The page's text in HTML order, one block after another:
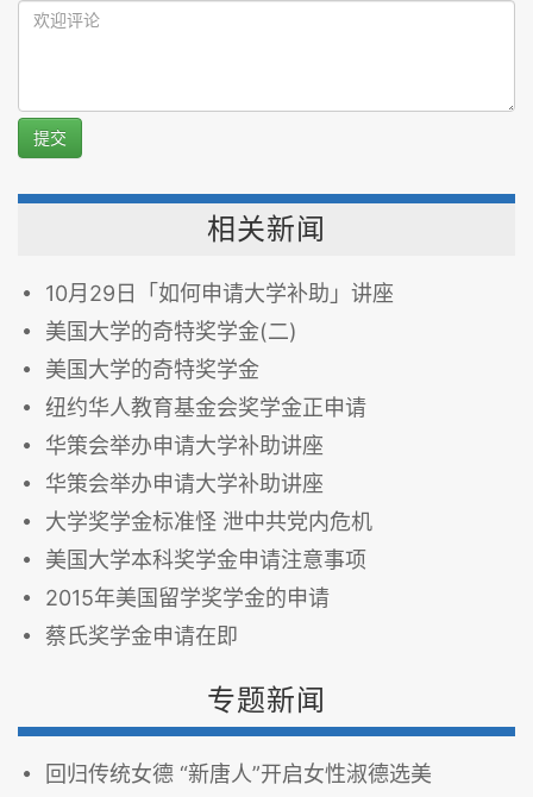
提交
相关新闻
10月29日「如何申请大学补助」讲座
美国大学的奇特奖学金(二)
美国大学的奇特奖学金
纽约华人教育基金会奖学金正申请
华策会举办申请大学补助讲座
华策会举办申请大学补助讲座
大学奖学金标准怪 泄中共党内危机
美国大学本科奖学金申请注意事项
2015年美国留学奖学金的申请
蔡氏奖学金申请在即
专题新闻
回归传统女德 “新唐人”开启女性淑德选美